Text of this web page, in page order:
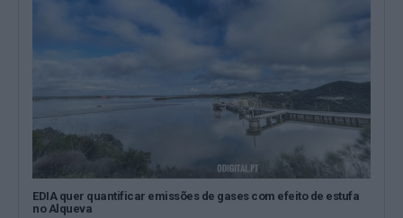
EDIA quer quantificar emissões de gases com efeito de estufa
no Alqueva